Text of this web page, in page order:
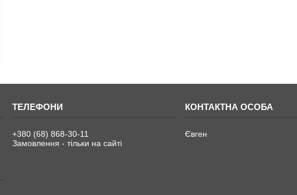
+380 (68) 868-30-11
Замовлення - тільки на сайті
Євген